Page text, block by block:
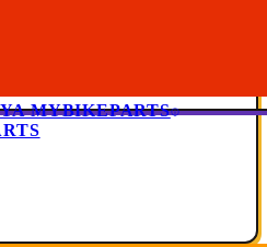
MYBIKEPARTS